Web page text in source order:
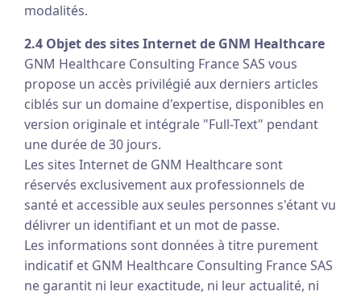
modalités.
2.4 Objet des sites Internet de GNM Healthcare
GNM Healthcare Consulting France SAS vous
propose un accès privilégié aux derniers articles
ciblés sur un domaine d'expertise, disponibles en
version originale et intégrale "Full-Text" pendant
une durée de 30 jours.
Les sites Internet de GNM Healthcare sont
réservés exclusivement aux professionnels de
santé et accessible aux seules personnes s'étant vu
délivrer un identifiant et un mot de passe.
Les informations sont données à titre purement
indicatif et GNM Healthcare Consulting France SAS
ne garantit ni leur exactitude, ni leur actualité, ni